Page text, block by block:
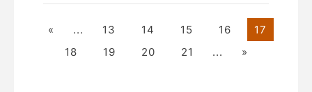
« ... 13 14 15 16
17
18
19 20 21 ... »